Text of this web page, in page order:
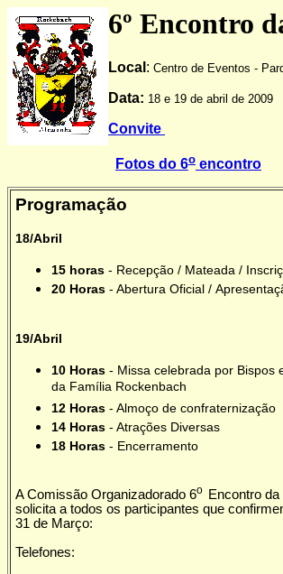
6º Encontro
Local : Centro de Eventos -
Data: 18 e 19 de abril de 2009
Convite
Fotos do 6o encontro
Programação
18/Abril
15 horas - Recepção / Mateada /
20 Horas - Abertura Oficial /
19/Abril
10 Horas - Missa celebrada por Bispos
da Família Rockenbach
12 Horas - Almoço de confraternização
14 Horas - Atrações Diversas
18 Horas - Encerramento
A Comissão Organizadorado 6o Encontro
solicita a todos os participantes que
31 de Março:
Telefones: